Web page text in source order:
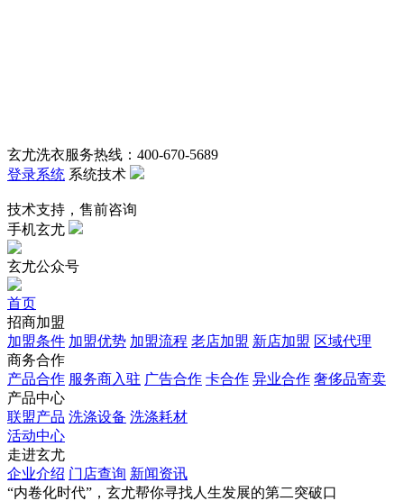
玄尤洗衣服务热线：400-670-5689
登录系统 系统技术
技术支持，售前咨询
手机玄尤
玄尤公众号
首页
招商加盟
加盟条件 加盟优势 加盟流程 老店加盟 新店加盟 区域代理
商务合作
产品合作 服务商入驻 广告合作 卡合作 异业合作 奢侈品寄卖
产品中心
联盟产品 洗涤设备 洗涤耗材
活动中心
走进玄尤
企业介绍 门店查询 新闻资讯
“内卷化时代”，玄尤帮你寻找人生发展的第二突破口